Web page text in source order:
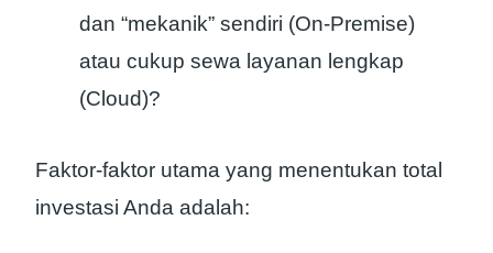
dan “mekanik” sendiri (On-Premise)
atau cukup sewa layanan lengkap
(Cloud)?
Faktor-faktor utama yang menentukan total
investasi Anda adalah: